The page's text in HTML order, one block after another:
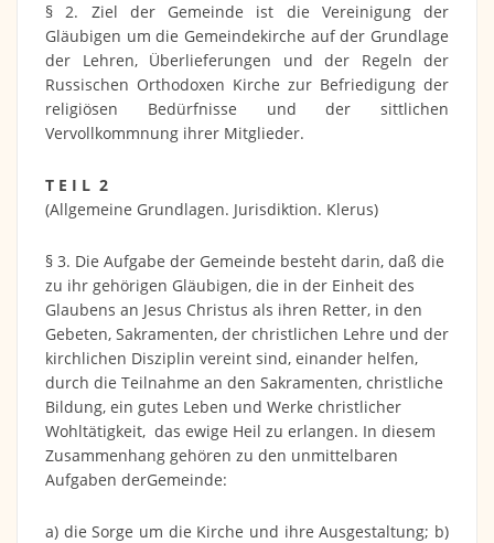
§ 2. Ziel der Gemeinde ist die Vereinigung der
Gläubigen um die Gemeindekirche auf der Grundlage
der Lehren, Überlieferungen und der Regeln der
Russischen Orthodoxen Kirche zur Befriedigung der
religiösen Bedürfnisse und der sittlichen
Vervollkommnung ihrer Mitglieder.
T E I L 2
(Allgemeine Grundlagen. Jurisdiktion. Klerus)
§ 3. Die Aufgabe der Gemeinde besteht darin, daß die
zu ihr gehörigen Gläubigen, die in der Einheit des
Glaubens an Jesus Christus als ihren Retter, in den
Gebeten, Sakramenten, der christlichen Lehre und der
kirchlichen Disziplin vereint sind, einander helfen,
durch die Teilnahme an den Sakramenten, christliche
Bildung, ein gutes Leben und Werke christlicher
Wohltätigkeit, das ewige Heil zu erlangen. In diesem
Zusammenhang gehören zu den unmittelbaren
Aufgaben derGemeinde:
a) die Sorge um die Kirche und ihre Ausgestaltung; b)